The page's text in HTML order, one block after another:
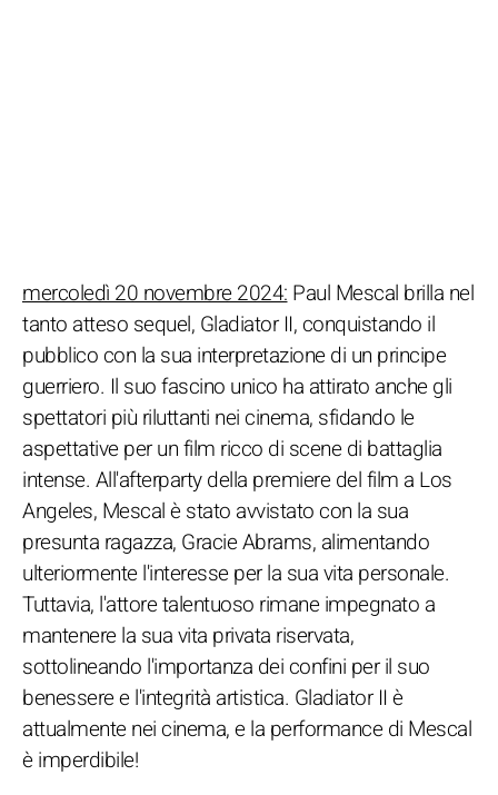
mercoledì 20 novembre 2024: Paul Mescal brilla nel
tanto atteso sequel, Gladiator II, conquistando il
pubblico con la sua interpretazione di un principe
guerriero. Il suo fascino unico ha attirato anche gli
spettatori più riluttanti nei cinema, sfidando le
aspettative per un film ricco di scene di battaglia
intense. All'afterparty della premiere del film a Los
Angeles, Mescal è stato avvistato con la sua
presunta ragazza, Gracie Abrams, alimentando
ulteriormente l'interesse per la sua vita personale.
Tuttavia, l'attore talentuoso rimane impegnato a
mantenere la sua vita privata riservata,
sottolineando l'importanza dei confini per il suo
benessere e l'integrità artistica. Gladiator II è
attualmente nei cinema, e la performance di Mescal
è imperdibile!